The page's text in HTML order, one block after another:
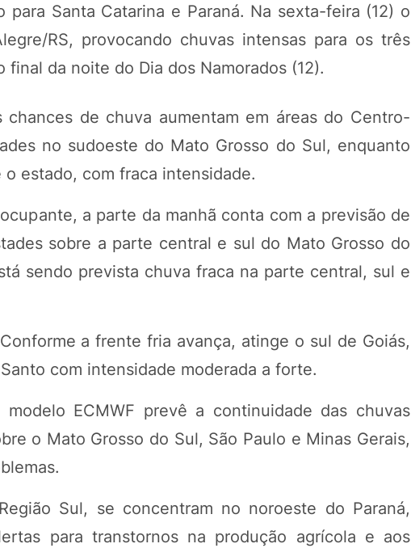
Santa Catarina e Paraná. Na sexta-feira (12) o
RS, provocando chuvas intensas para os três
da noite do Dia dos Namorados (12).
de chuva aumentam em áreas do Centro-
no sudoeste do Mato Grosso do Sul, enquanto
estado, com fraca intensidade.
a parte da manhã conta com a previsão de
sobre a parte central e sul do Mato Grosso do
sendo prevista chuva fraca na parte central, sul e
a frente fria avança, atinge o sul de Goiás,
com intensidade moderada a forte.
ECMWF prevê a continuidade das chuvas
o Mato Grosso do Sul, São Paulo e Minas Gerais,
Sul, se concentram no noroeste do Paraná,
para transtornos na produção agrícola e aos